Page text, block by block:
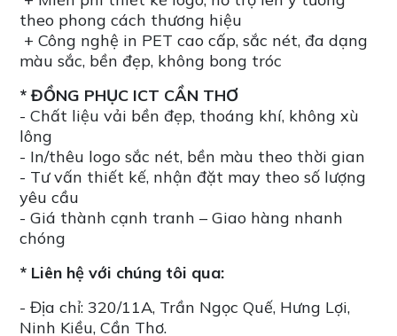
theo phong cách thương hiệu
+ Công nghệ in PET cao cấp, sắc nét, đa dạng
màu sắc, bền đẹp, không bong tróc
* ĐỒNG PHỤC ICT CẦN THƠ
- Chất liệu vải bền đẹp, thoáng khí, không xù
lông
- In/thêu logo sắc nét, bền màu theo thời gian
- Tư vấn thiết kế, nhận đặt may theo số lượng
yêu cầu
- Giá thành cạnh tranh – Giao hàng nhanh
chóng
* Liên hệ với chúng tôi qua:
- Địa chỉ: 320/11A, Trần Ngọc Quế, Hưng Lợi,
Ninh Kiều, Cần Thơ.